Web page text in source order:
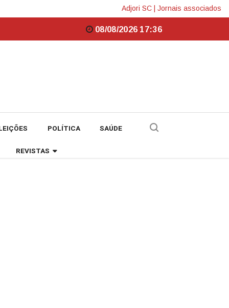
Adjori SC Jornais associados
08/08/2026 17:36
POLÍTICA SAÚDE
REVISTAS